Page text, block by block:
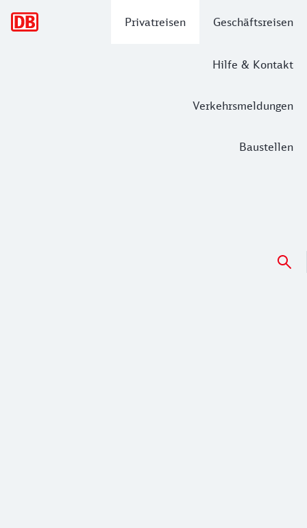
Privatreisen Geschäftsreisen
Hilfe & Kontakt
Verkehrsmeldungen
Baustellen